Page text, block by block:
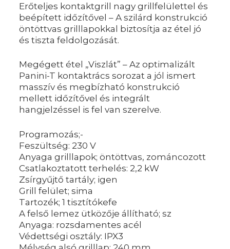
Erőteljes kontaktgrill nagy grillfelülettel és
beépített időzítővel – A szilárd konstrukció
öntöttvas grilllapokkal biztosítja az étel jó
és tiszta feldolgozását.
Megégett étel „Viszlát” – Az optimalizált
Panini-T kontaktrács sorozat a jól ismert
masszív és megbízható konstrukció
mellett időzítővel és integrált
hangjelzéssel is fel van szerelve.
Programozás;-
Feszültség: 230 V
Anyaga grilllapok; öntöttvas, zománcozott
Csatlakoztatott terhelés: 2,2 kW
Zsírgyűjtő tartály; igen
Grill felület; sima
Tartozék; 1 tisztítókefe
A felső lemez ütközője állítható; sz
Anyaga: rozsdamentes acél
Védettségi osztály: IPX3